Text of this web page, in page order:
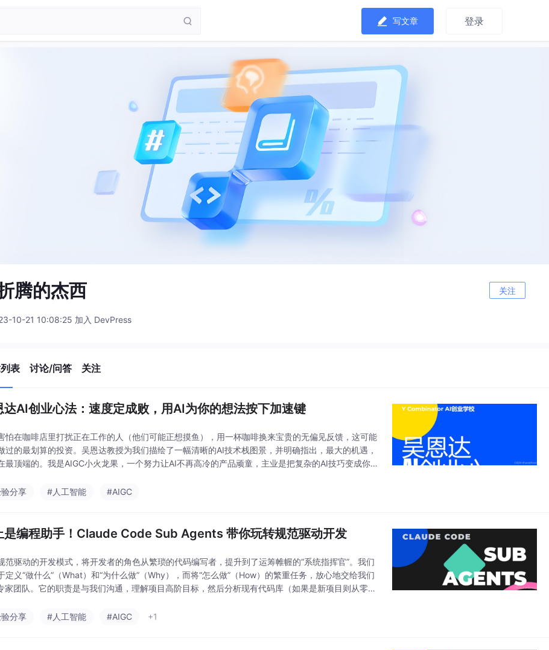
写文章 登录
腾的杰西 关注
10-21 10:08:25 加入 DevPress
表 讨论/问答 关注
达AI创业心法：速度定成败，用AI为你的想法按下加速键
怕在咖啡店里打扰正在工作的人（他们可能正想摸鱼），用一杯咖啡换来宝贵的无偏见反馈，这可能
过的最划算的投资。吴恩达教授为我们描绘了一幅清晰的AI技术栈图景，并明确指出，最大的机遇，
最顶端的。我是AIGC小火龙果，一个努力让AI不再高冷的产品顽童，主业是把复杂的AI技巧变成你一
决真问
分享 #人工智能 #AIGC
是编程助手！Claude Code Sub Agents 带你玩转规范驱动开发
范驱动的开发模式，将开发者的角色从繁琐的代码编写者，提升到了运筹帷幄的“系统指挥官”。我们
定义“做什么”（What）和“为什么做”（Why），而将“怎么做”（How）的繁重任务，放心地交给我们
家团队。它的职责是与我们沟通，理解项目高阶目标，然后分析现有代码库（如果是新项目则从零开
分享 #人工智能 #AIGC +1